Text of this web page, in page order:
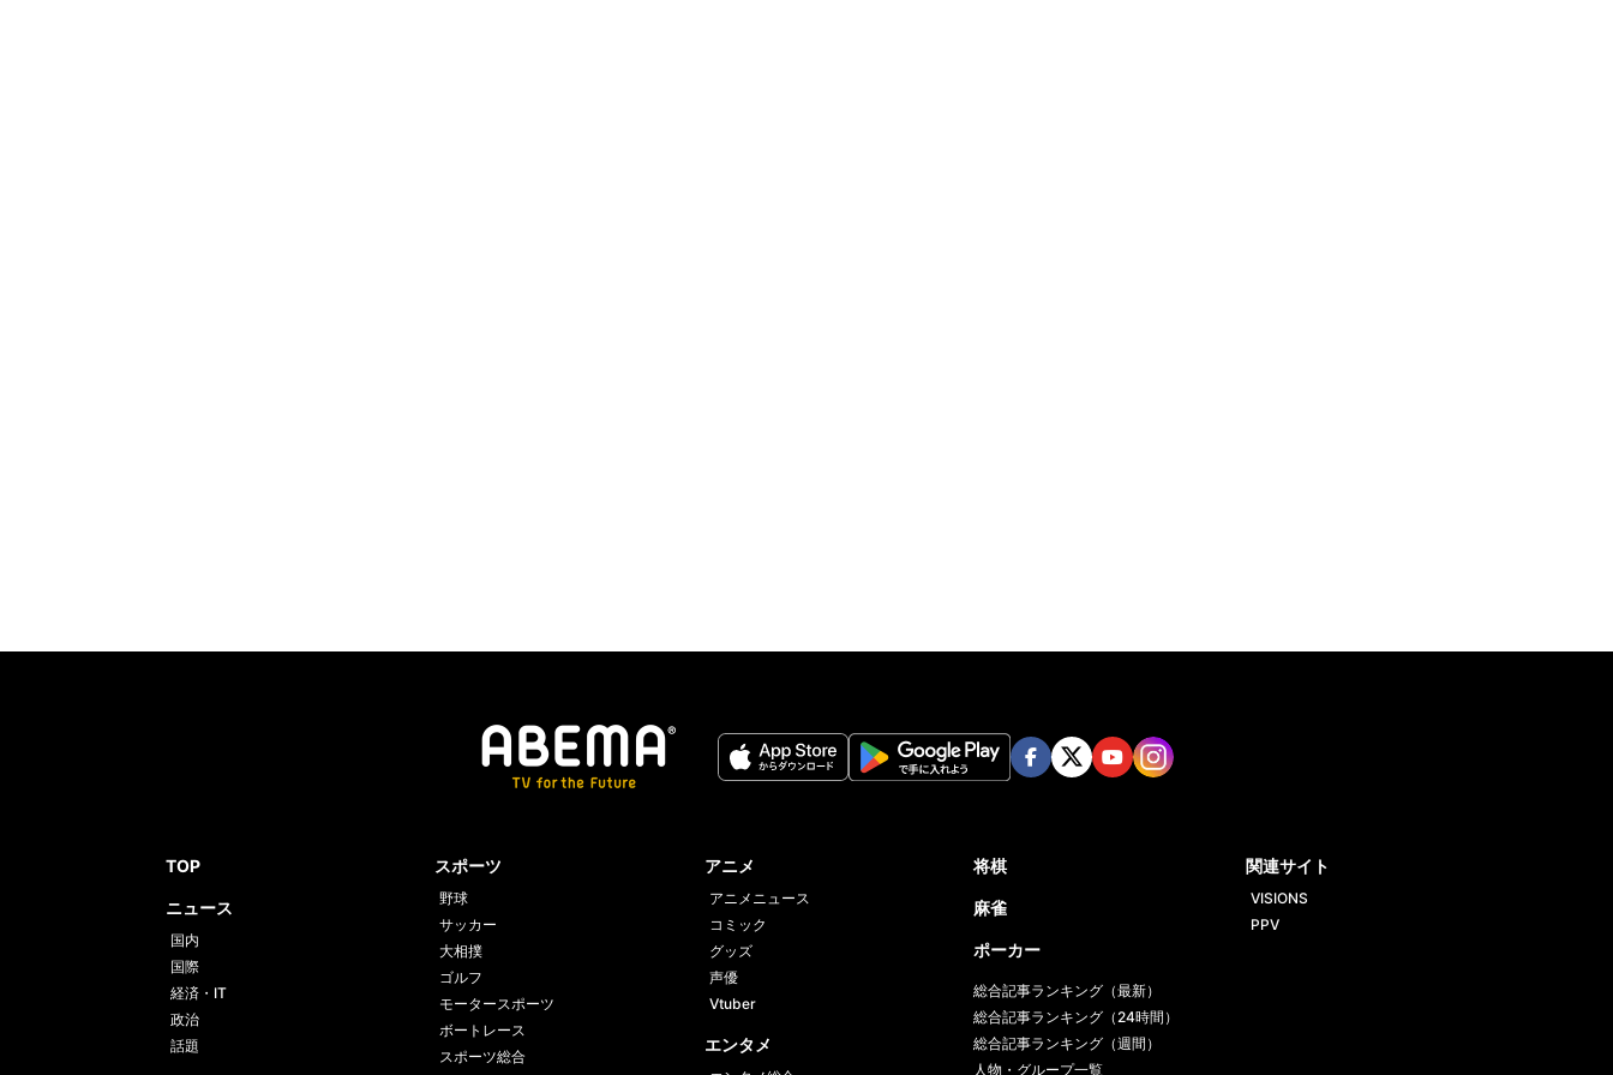
TOP
ニュース
国内
国際
経済・IT
政治
話題
スポーツ
野球
サッカー
大相撲
ゴルフ
モータースポーツ
ボートレース
スポーツ総合
アニメ
アニメニュース
コミック
グッズ
声優
Vtuber
エンタメ
将棋
麻雀
ポーカー
総合記事ランキング（最新）
総合記事ランキング（24時間）
総合記事ランキング（週間）
人物・グループ一覧
関連サイト
VISIONS
PPV